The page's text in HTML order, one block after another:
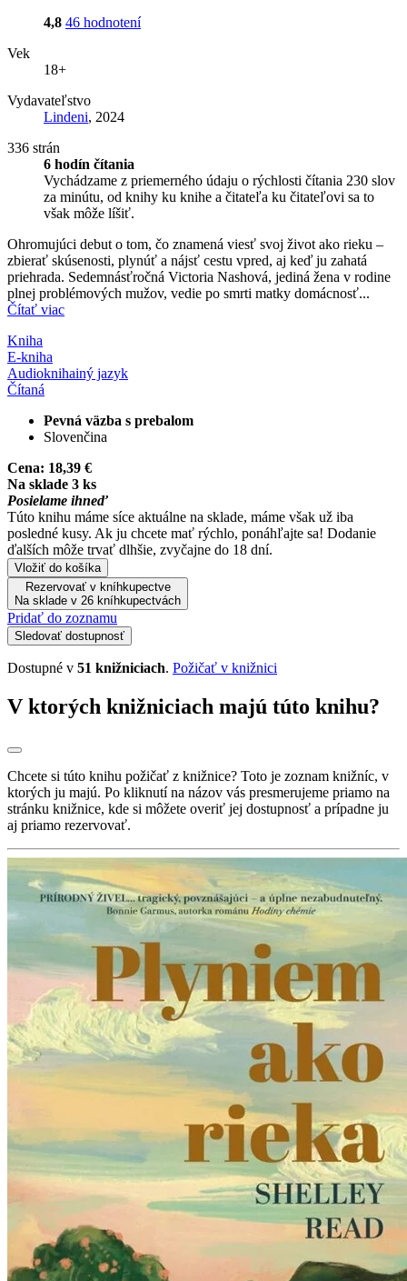
4,8 46 hodnotení
Vek
18+
Vydavateľstvo
Lindeni, 2024
336 strán
6 hodín čítania
Vychádzame z priemerného údaju o rýchlosti čítania 230 slov
za minútu, od knihy ku knihe a čitateľa ku čitateľovi sa to
však môže líšiť.
Ohromujúci debut o tom, čo znamená viesť svoj život ako rieku –
zbierať skúsenosti, plynúť a nájsť cestu vpred, aj keď ju zahatá
priehrada. Sedemnásťročná Victoria Nashová, jediná žena v rodine
plnej problémových mužov, vedie po smrti matky domácnosť...
Čítať viac
Kniha
E-kniha
Audioknihainý jazyk
Čítaná
Pevná väzba s prebalom
Slovenčina
Cena: 18,39 €
Na sklade 3 ks
Posielame ihneď
Túto knihu máme síce aktuálne na sklade, máme však už iba
posledné kusy. Ak ju chcete mať rýchlo, ponáhľajte sa! Dodanie
ďalších môže trvať dlhšie, zvyčajne do 18 dní.
Vložiť do košíka
Rezervovať v kníhkupectve
Na sklade v 26 kníhkupectvách
Pridať do zoznamu
Sledovať dostupnosť
Dostupné v 51 knižniciach. Požičať v knižnici
V ktorých knižniciach majú túto knihu?
Chcete si túto knihu požičať z knižnice? Toto je zoznam knižníc, v
ktorých ju majú. Po kliknutí na názov vás presmerujeme priamo na
stránku knižnice, kde si môžete overiť jej dostupnosť a prípadne ju
aj priamo rezervovať.